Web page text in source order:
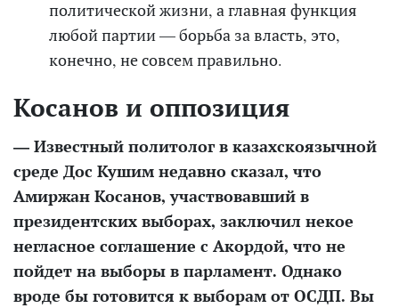
политической жизни, а главная функция
любой партии — борьба за власть, это,
конечно, не совсем правильно.
Косанов и оппозиция
— Известный политолог в казахскоязычной
среде Дос Кушим недавно сказал, что
Амиржан Косанов, участвовавший в
президентских выборах, заключил некое
негласное соглашение с Акордой, что не
пойдет на выборы в парламент. Однако
вроде бы готовится к выборам от ОСДП. Вы